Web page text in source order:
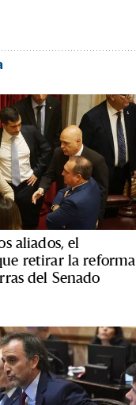
aliados, el
retirar la reforma
del Senado